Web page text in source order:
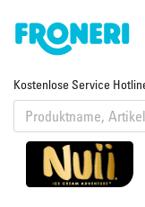
Kostenlose Service